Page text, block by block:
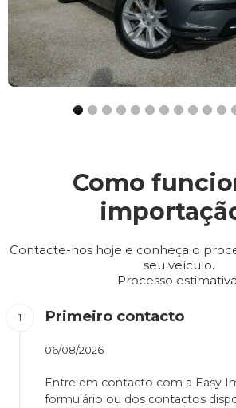
Como
Contacte-nos hoje e conheça o
seu veículo.
Processo
Primeiro contacto
06/08/2026
Entre em contacto com a Easy
formulário ou dos contactos